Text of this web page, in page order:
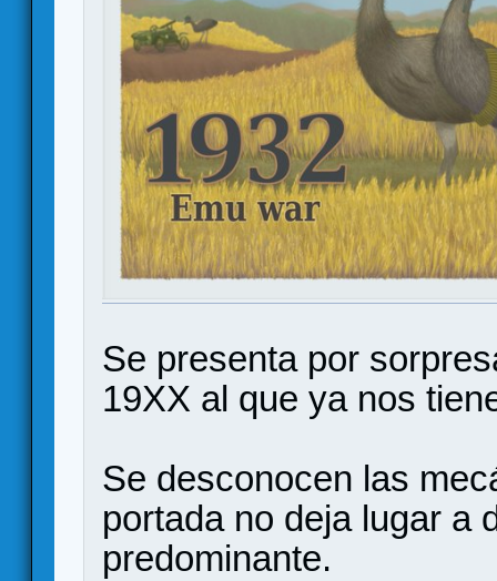
Se presenta por
19XX al que ya nos
Se desconocen las
portada no deja lugar a
predominante.